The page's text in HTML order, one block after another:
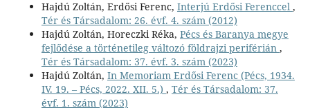
Hajdú Zoltán, Erdősi Ferenc, Interjú Erdősi Ferenccel ,
Tér és Társadalom: 26. évf. 4. szám (2012)
Hajdú Zoltán, Horeczki Réka, Pécs és Baranya megye
fejlődése a történetileg változó földrajzi periférián ,
Tér és Társadalom: 37. évf. 3. szám (2023)
Hajdú Zoltán, In Memoriam Erdősi Ferenc (Pécs, 1934.
IV. 19. – Pécs, 2022. XII. 5.) , Tér és Társadalom: 37.
évf. 1. szám (2023)